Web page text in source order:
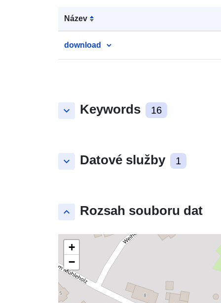
Název
download
keyboard_arrow_down Keywords 16
keyboard_arrow_down Datové služby 1
keyboard_arrow_up Rozsah souboru dat
+
−